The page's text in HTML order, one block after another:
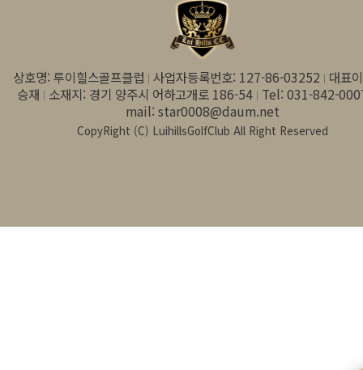
상호명: 루이힐스골프클럽 사업자등록번호: 127-86-03252 대표
승재 소재지: 경기 양주시 어하고개로 186-54 Tel: 031-842-
mail: star0008@daum.net
CopyRight (C) LuihillsGolfClub All Right Reserved